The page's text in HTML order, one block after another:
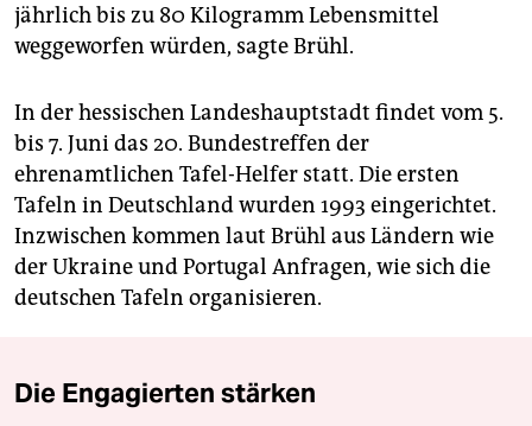
jährlich bis zu 80 Kilogramm Lebensmittel
weggeworfen würden, sagte Brühl.
In der hessischen Landeshauptstadt findet vom 5.
bis 7. Juni das 20. Bundestreffen der
ehrenamtlichen Tafel-Helfer statt. Die ersten
Tafeln in Deutschland wurden 1993 eingerichtet.
Inzwischen kommen laut Brühl aus Ländern wie
der Ukraine und Portugal Anfragen, wie sich die
deutschen Tafeln organisieren.
Die Engagierten stärken